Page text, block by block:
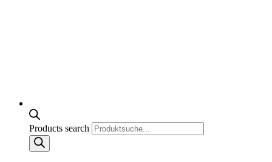
Products search